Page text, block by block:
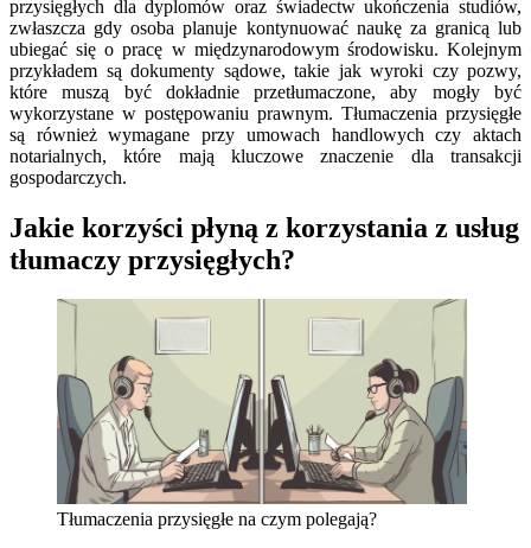
przysięgłych dla dyplomów oraz świadectw ukończenia studiów,
zwłaszcza gdy osoba planuje kontynuować naukę za granicą lub
ubiegać się o pracę w międzynarodowym środowisku. Kolejnym
przykładem są dokumenty sądowe, takie jak wyroki czy pozwy,
które muszą być dokładnie przetłumaczone, aby mogły być
wykorzystane w postępowaniu prawnym. Tłumaczenia przysięgłe
są również wymagane przy umowach handlowych czy aktach
notarialnych, które mają kluczowe znaczenie dla transakcji
gospodarczych.
Jakie korzyści płyną z korzystania z usług
tłumaczy przysięgłych?
Tłumaczenia przysięgłe na czym polegają?